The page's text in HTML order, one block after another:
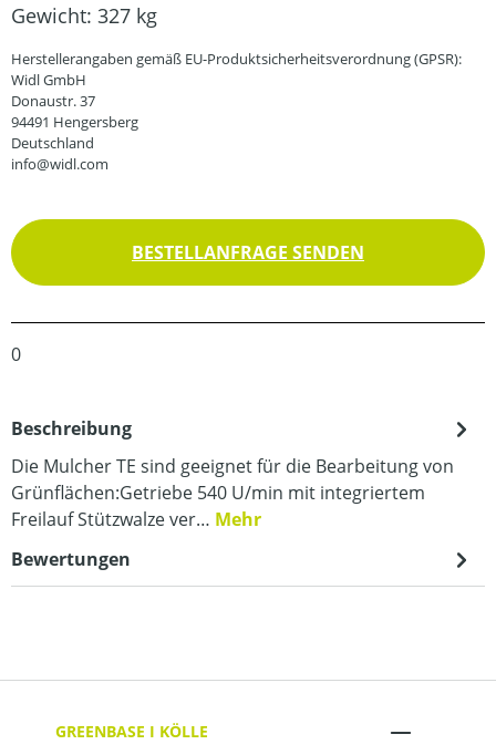
Gewicht: 327 kg
Herstellerangaben gemäß EU-Produktsicherheitsverordnung (GPSR):
Widl GmbH
Donaustr. 37
94491 Hengersberg
Deutschland
info@widl.com
BESTELLANFRAGE SENDEN
0
Beschreibung
Die Mulcher TE sind geeignet für die Bearbeitung von
Grünflächen:Getriebe 540 U/min mit integriertem
Freilauf Stützwalze ver… Mehr
Bewertungen
GREENBASE I KÖLLE